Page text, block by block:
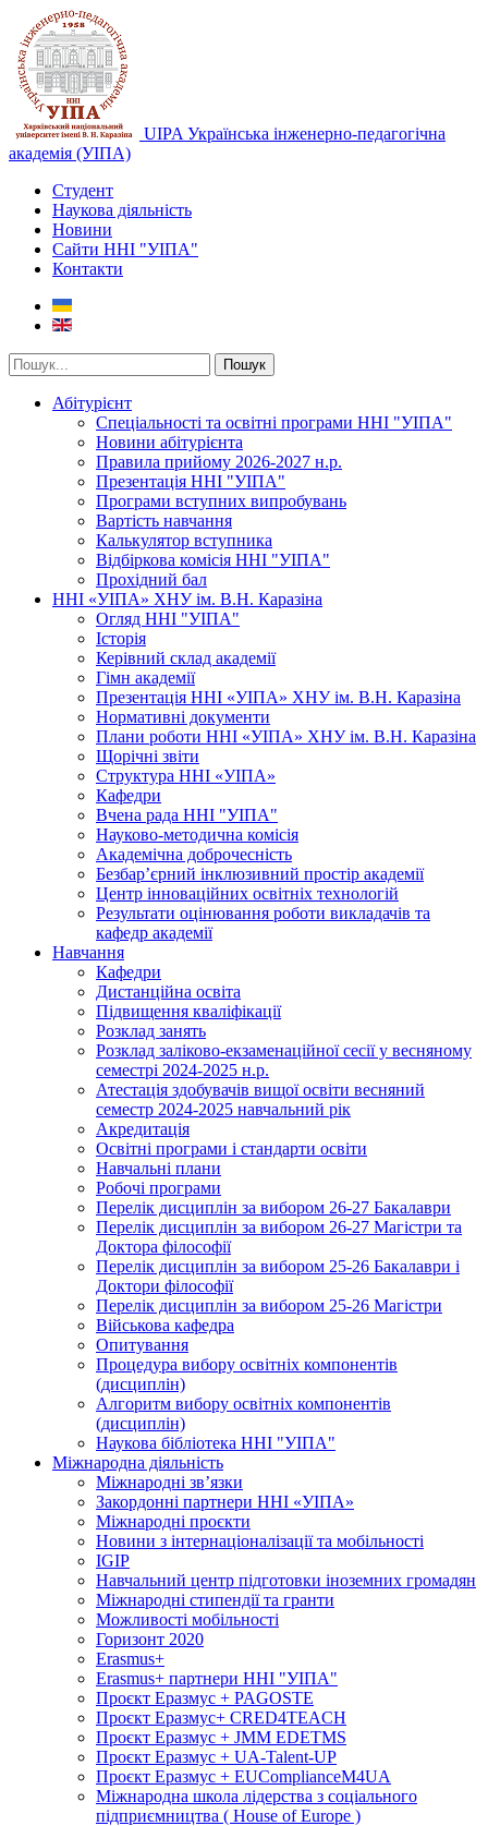
UIPA Українська інженерно-педагогічна
академія (УІПА)
Студент
Наукова діяльність
Новини
Сайти ННІ "УІПА"
Контакти
Пошук
Абітурієнт
Спеціальності та освітні програми ННІ "УІПА"
Новини абітурієнта
Правила прийому 2026-2027 н.р.
Презентація ННІ "УІПА"
Програми вступних випробувань
Вартість навчання
Калькулятор вступника
Відбіркова комісія ННІ "УІПА"
Прохідний бал
ННІ «УІПА» ХНУ ім. В.Н. Каразіна
Огляд ННІ "УІПА"
Історія
Керівний склад академії
Гімн академії
Презентація ННІ «УІПА» ХНУ ім. В.Н. Каразіна
Нормативні документи
Плани роботи ННІ «УІПА» ХНУ ім. В.Н. Каразіна
Щорічні звіти
Структура ННІ «УІПА»
Кафедри
Вчена рада ННІ "УІПА"
Науково-методична комісія
Академічна доброчесність
Безбар’єрний інклюзивний простір академії
Центр інноваційних освітніх технологій
Результати оцінювання роботи викладачів та
кафедр академії
Навчання
Кафедри
Дистанційна освіта
Підвищення кваліфікації
Розклад занять
Розклад заліково-екзаменаційної сесії у весняному
семестрі 2024-2025 н.р.
Атестація здобувачів вищої освіти весняний
семестр 2024-2025 навчальний рік
Акредитація
Освітні програми і стандарти освіти
Навчальні плани
Робочі програми
Перелік дисциплін за вибором 26-27 Бакалаври
Перелік дисциплін за вибором 26-27 Магістри та
Доктора філософії
Перелік дисциплін за вибором 25-26 Бакалаври і
Доктори філософії
Перелік дисциплін за вибором 25-26 Магістри
Військова кафедра
Опитування
Процедура вибору освітніх компонентів
(дисциплін)
Алгоритм вибору освітніх компонентів
(дисциплін)
Наукова бібліотека ННІ "УІПА"
Міжнародна діяльність
Міжнародні зв’язки
Закордонні партнери ННІ «УІПА»
Міжнародні проєкти
Новини з інтернаціоналізації та мобільності
IGIP
Навчальний центр підготовки іноземних громадян
Міжнародні стипендії та гранти
Можливості мобільності
Горизонт 2020
Erasmus+
Erasmus+ партнери ННІ "УІПА"
Проєкт Еразмус + PAGOSTE
Проєкт Еразмус+ CRED4TEACH
Проєкт Еразмус + JMM EDETMS
Проєкт Еразмус + UA-Talent-UP
Проєкт Еразмус + EUComplianceM4UA
Міжнародна школа лідерства з соціального
підприємництва ( House of Europe )